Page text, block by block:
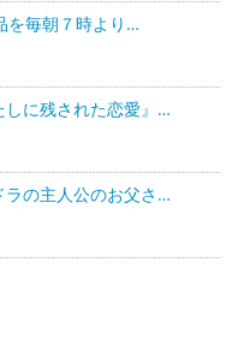
を毎朝７時より…
しに残された恋愛』…
ラの主人公のお父さ…